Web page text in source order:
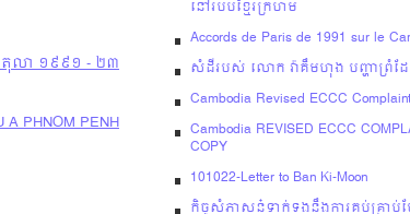
តុលា ១៩៩១ - ២៣
A PHNOM PENH
នៅរបបខ្មែរក្រហម
Accords de Paris de 1991 sur le
សំដីរបស់ លោក វ៉ាគឹមហុង បញ្ហាព្រំដ
Cambodia Revised ECCC Complaint
Cambodia REVISED ECCC
COPY
101022-Letter to Ban Ki-Moon
កិច្ចសំភាសន៎ទាក់ទងនឹងការគប់គ្រាប់